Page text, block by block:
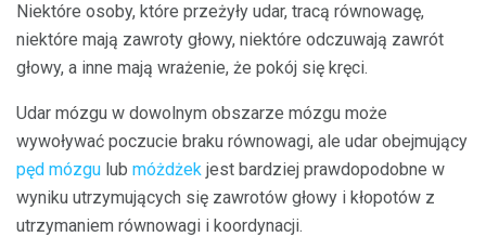
Niektóre osoby, które przeżyły udar, tracą równowagę,
niektóre mają zawroty głowy, niektóre odczuwają zawrót
głowy, a inne mają wrażenie, że pokój się kręci.
Udar mózgu w dowolnym obszarze mózgu może
wywoływać poczucie braku równowagi, ale udar obejmujący
pęd mózgu lub móżdżek jest bardziej prawdopodobne w
wyniku utrzymujących się zawrotów głowy i kłopotów z
utrzymaniem równowagi i koordynacji.